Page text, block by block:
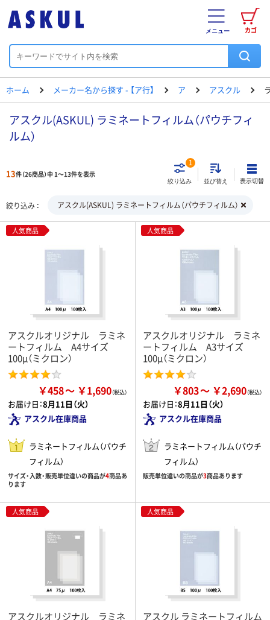
カゴ
メニュー
ホーム メーカー名から探す - 【ア行】 ア アスクル
アスクル(ASKUL) ラミネートフィルム（パウチフィ
ルム）
13件（26商品）中 1～13件を表示
絞り込み
1
並び替え 表示切替
絞り込み アスクル(ASKUL) ラミネートフィルム（パウチフィルム）
人気商品
アスクルオリジナル ラミネ
ートフィルム A4サイズ
100μ（ミクロン）
￥458 ￥1,690
お届け日：8月11日（火）
アスクル在庫商品
ラミネートフィルム（パウチ
フィルム）
サイズ・入数・販売単位違いの商品が4商品あ
ります
人気商品
アスクルオリジナル ラミネ
ートフィルム A3サイズ
100μ（ミクロン）
￥803 ￥2,690
お届け日：8月11日（火）
アスクル在庫商品
ラミネートフィルム（パウチ
フィルム）
販売単位違いの商品が3商品あります
人気商品
アスクルオリジナル ラミネ
人気商品
アスクル ラミネートフィルム